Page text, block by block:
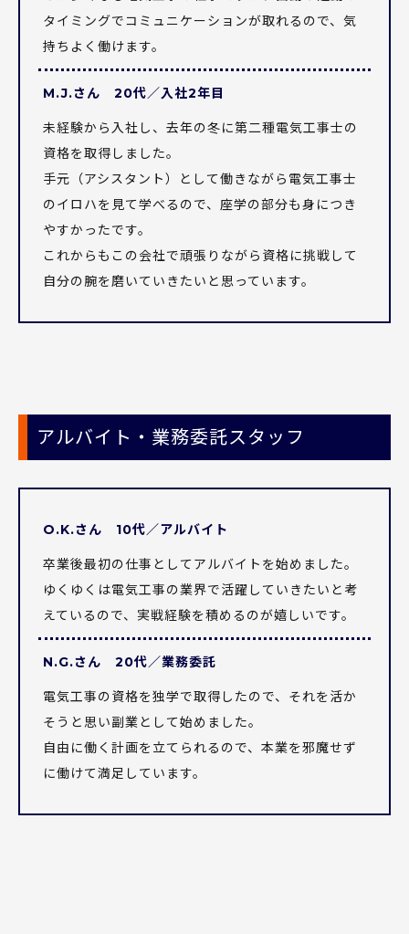
会社概要
お問い合わせ
TEL080-2182-6738
タイミングでコミュニケーションが取れるので、気
持ちよく働けます。
M.J.さん 20代／入社2年目
未経験から入社し、去年の冬に第二種電気工事士の
資格を取得しました。
手元（アシスタント）として働きながら電気工事士
のイロハを見て学べるので、座学の部分も身につき
やすかったです。
これからもこの会社で頑張りながら資格に挑戦して
自分の腕を磨いていきたいと思っています。
アルバイト・業務委託スタッフ
O.K.さん 10代／アルバイト
卒業後最初の仕事としてアルバイトを始めました。
ゆくゆくは電気工事の業界で活躍していきたいと考
えているので、実戦経験を積めるのが嬉しいです。
N.G.さん 20代／業務委託
電気工事の資格を独学で取得したので、それを活か
そうと思い副業として始めました。
自由に働く計画を立てられるので、本業を邪魔せず
に働けて満足しています。